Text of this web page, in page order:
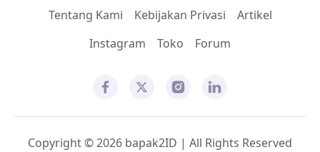
Tentang Kami Kebijakan Privasi
Artikel
Instagram
Toko Forum
Copyright © 2026 bapak2ID | All Rights Reserved